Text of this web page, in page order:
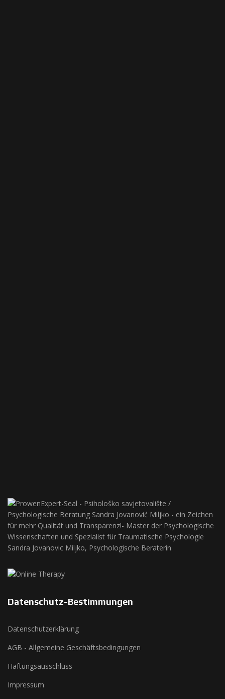
Datenschutz-Bestimmungen
Datenschutzerklärung
AGB - Allgemeine Geschäftsbedingungen
Haftungsausschluss
Impressum